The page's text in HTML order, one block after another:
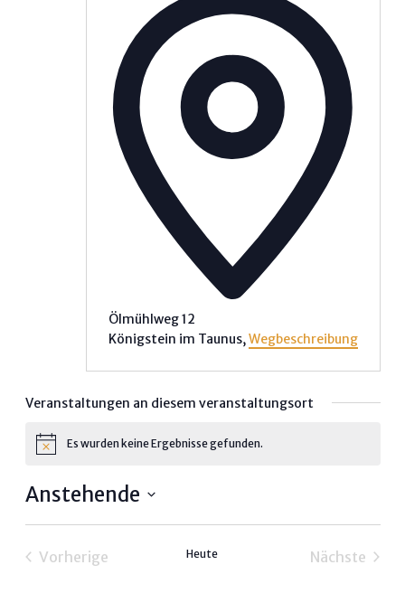
Ölmühlweg 12
Königstein im Taunus,Wegbeschreibung
Veranstaltungen an diesem veranstaltungsort
HinweisEs wurden keine Ergebnisse gefunden.
Anstehende
Vorherige
Heute
Nächste